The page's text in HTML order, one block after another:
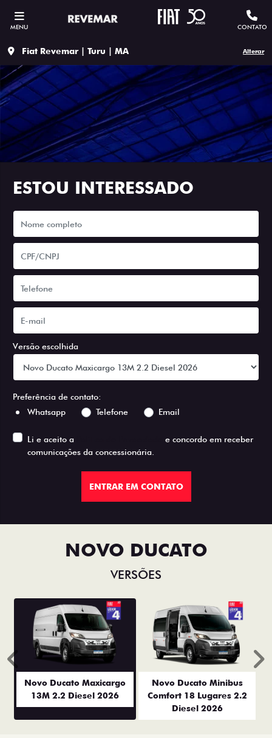
MENU CONTATO
Fiat Revemar | Turu | MA Alterar
ESTOU INTERESSADO
Versão escolhida
Preferência de contato:
Whatsapp
Telefone Email
Li e aceito a
e concordo em receber
comunicações da concessionária.
ENTRAR EM CONTATO
NOVO DUCATO
VERSÕES
Novo Ducato Maxicargo
13M 2.2 Diesel 2026
Novo Ducato Minibus
Comfort 18 Lugares 2.2
Diesel 2026
Anterior